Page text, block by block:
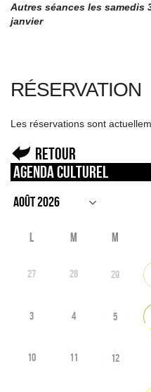
Autres séances les samedis
janvier
RÉSERVATION
Les réservations sont
Retour
Agenda culturel
L M M
27 28 29
3 4 5
10 11 12